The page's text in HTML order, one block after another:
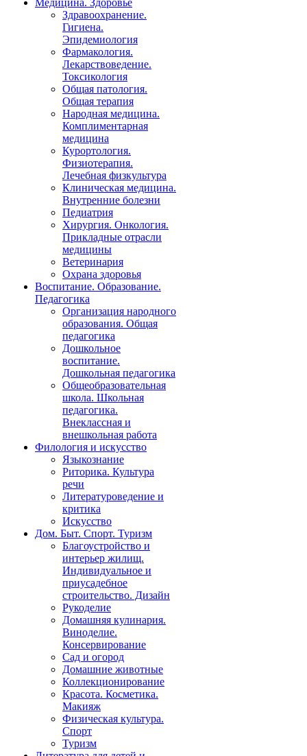
Медицина. Здоровье
Здравоохранение.
Гигиена.
Эпидемиология
Фармакология.
Лекарствоведение.
Токсикология
Общая патология.
Общая терапия
Народная медицина.
Комплиментарная
медицина
Курортология.
Физиотерапия.
Лечебная физкультура
Клиническая медицина.
Внутренние болезни
Педиатрия
Хирургия. Онкология.
Прикладные отрасли
медицины
Ветеринария
Охрана здоровья
Воспитание. Образование.
Педагогика
Организация народного
образования. Общая
педагогика
Дошкольное
воспитание.
Дошкольная педагогика
Общеобразовательная
школа. Школьная
педагогика.
Внеклассная и
внешкольная работа
Филология и искусство
Языкознание
Риторика. Культура
речи
Литературоведение и
критика
Искусство
Дом. Быт. Спорт. Туризм
Благоустройство и
интерьер жилищ.
Индивидуальное и
приусадебное
строительство. Дизайн
Рукоделие
Домашняя кулинария.
Виноделие.
Консервирование
Сад и огород
Домашние животные
Коллекционирование
Красота. Косметика.
Макияж
Физическая культура.
Спорт
Туризм